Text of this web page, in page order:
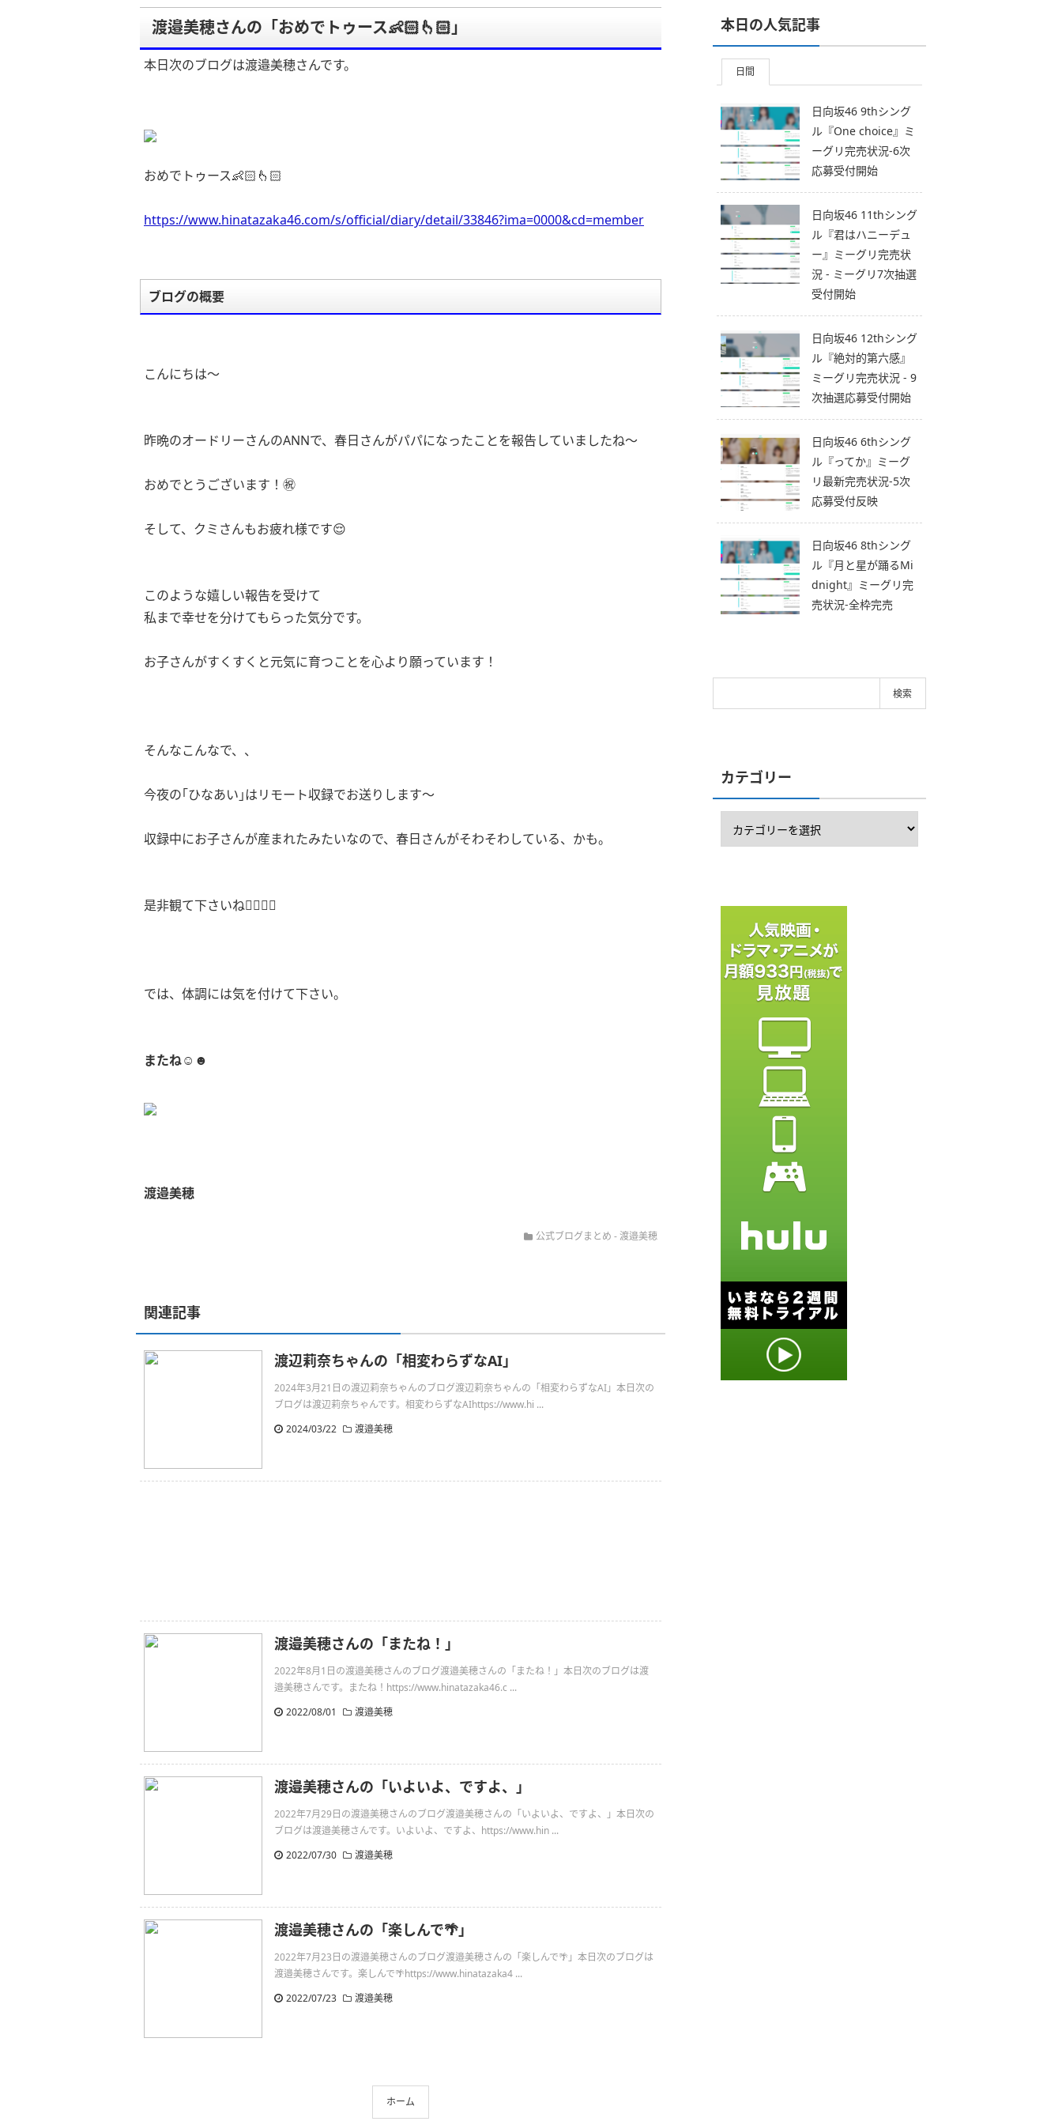
渡邉美穂さんの「おめでトゥース👶🏻👆🏻」
本日次のブログは渡邉美穂さんです。
おめでトゥース👶🏻👆🏻
https://www.hinatazaka46.com/s/official/diary/detail/33846?ima=0000&cd=member
ブログの概要
こんにちは〜
昨晩のオードリーさんのANNで、春日さんがパパになったことを報告していましたね〜
おめでとうございます！㊗️
そして、クミさんもお疲れ様です😌
このような嬉しい報告を受けて
私まで幸せを分けてもらった気分です。
お子さんがすくすくと元気に育つことを心より願っています！
そんなこんなで、、
今夜の｢ひなあい｣はリモート収録でお送りします〜
収録中にお子さんが産まれたみたいなので、春日さんがそわそわしている、かも。
是非観て下さいね👌🏻👌🏻
では、体調には気を付けて下さい。
またね☺︎☻
渡邉美穂
公式ブログまとめ - 渡邉美穂
関連記事
渡辺莉奈ちゃんの「相変わらずなAI」
2024年3月21日の渡辺莉奈ちゃんのブログ渡辺莉奈ちゃんの「相変わらずなAI」本日次の
ブログは渡辺莉奈ちゃんです。相変わらずなAIhttps://www.hi ...
2024/03/22
渡邉美穂
渡邉美穂さんの「またね！」
2022年8月1日の渡邉美穂さんのブログ渡邉美穂さんの「またね！」本日次のブログは渡
邉美穂さんです。またね！https://www.hinatazaka46.c ...
2022/08/01
渡邉美穂
渡邉美穂さんの「いよいよ、ですよ、」
2022年7月29日の渡邉美穂さんのブログ渡邉美穂さんの「いよいよ、ですよ、」本日次の
ブログは渡邉美穂さんです。いよいよ、ですよ、https://www.hin ...
2022/07/30
渡邉美穂
渡邉美穂さんの「楽しんで🌴」
2022年7月23日の渡邉美穂さんのブログ渡邉美穂さんの「楽しんで🌴」本日次のブログは
渡邉美穂さんです。楽しんで🌴https://www.hinatazaka4 ...
2022/07/23
渡邉美穂
ホーム
本日の人気記事
日間
日向坂46 9thシング
ル『One choice』ミ
ーグリ完売状況-6次
応募受付開始
日向坂46 11thシング
ル『君はハニーデュ
ー』ミーグリ完売状
況 - ミーグリ7次抽選
受付開始
日向坂46 12thシング
ル『絶対的第六感』
ミーグリ完売状況 - 9
次抽選応募受付開始
日向坂46 6thシング
ル『ってか』ミーグ
リ最新完売状況-5次
応募受付反映
日向坂46 8thシング
ル『月と星が踊るMi
dnight』ミーグリ完
売状況-全枠完売
カテゴリー